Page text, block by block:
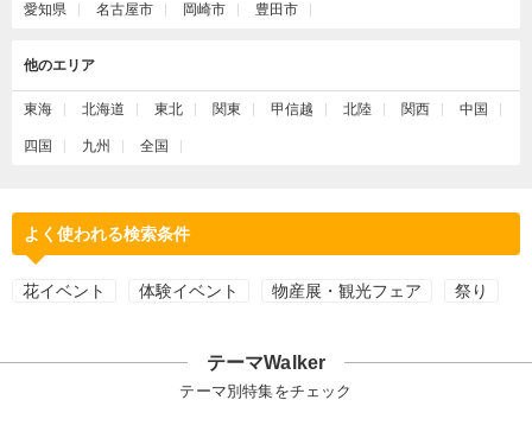
愛知県 名古屋市 岡崎市 豊田市
他のエリア
東海 北海道 東北 関東 甲信越 北陸 関西 中国
四国 九州 全国
よく使われる検索条件
花イベント 体験イベント 物産展・観光フェア 祭り
テーマWalker
テーマ別特集をチェック